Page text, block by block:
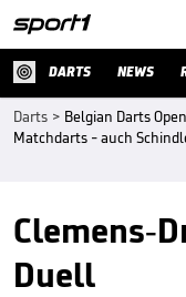
DARTS NEWS
Darts > Belgian Darts
Matchdarts - auch
Clemens-
Duell